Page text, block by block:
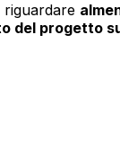
del progetto